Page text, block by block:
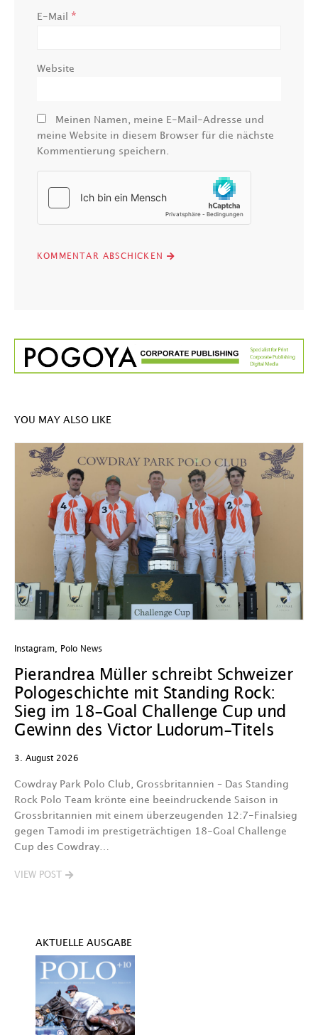
E-Mail *
Website
Meinen Namen, meine E-Mail-Adresse und
meine Website in diesem Browser für die nächste
Kommentierung speichern.
YOU MAY ALSO LIKE
Instagram Polo News
Pierandrea Müller schreibt Schweizer
Pologeschichte mit Standing Rock:
Sieg im 18-Goal Challenge Cup und
Gewinn des Victor Ludorum-Titels
3. August 2026
Cowdray Park Polo Club, Grossbritannien – Das Standing
Rock Polo Team krönte eine beeindruckende Saison in
Grossbritannien mit einem überzeugenden 12:7-Finalsieg
gegen Tamodi im prestigeträchtigen 18-Goal Challenge
Cup des Cowdray…
VIEW POST
AKTUELLE AUSGABE